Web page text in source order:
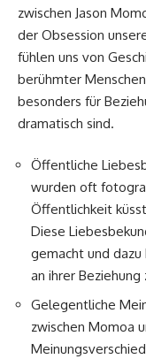
zwischen Jason
der Obsession
fühlen uns von
berühmter
besonders für
dramatisch sind.
Öffentliche
wurden oft
Öffentlichkeit
Diese
gemacht und
an ihrer Beziehung
Gelegentliche
zwischen Momoa